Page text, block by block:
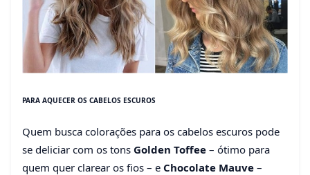
PARA AQUECER OS CABELOS ESCUROS
Quem busca colorações para os cabelos escuros pode
se deliciar com os tons Golden Toffee – ótimo para
quem quer clarear os fios – e Chocolate Mauve –